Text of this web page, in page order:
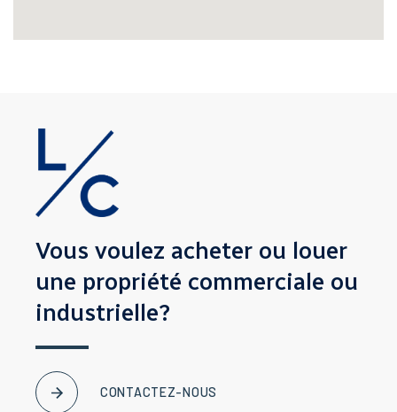
Vous voulez acheter ou louer
une propriété commerciale ou
industrielle?
CONTACTEZ-NOUS